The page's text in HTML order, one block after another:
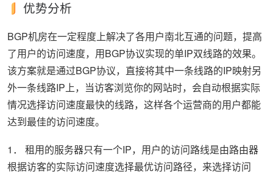
优势分析
BGP机房在一定程度上解决了各用户南北互通的问题，提高
了用户的访问速度，用BGP协议实现的单IP双线路的效果。
该方案就是通过BGP协议，直接将其中一条线路的IP映射另
外一条线路IP上，当访客浏览你的网站时，会自动根据实际
情况选择访问速度最快的线路，这样各个运营商的用户都能
达到最佳的访问速度。
1． 租用的服务器只有一个IP，用户的访问路线是由路由器
根据访客的实际访问速度选择最优访问路径，来选择访问